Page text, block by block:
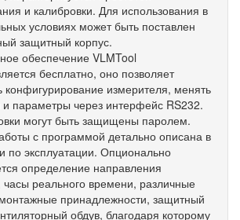
и калибровки. Для использования в
условиях может быть поставлен
защитный корпус.
обеспечение VLMTool
бесплатно, оно позволяет
конфигурирование измерителя, менять
и параметры через интерфейс RS232.
могут быть защищены паролем.
с программой детально описана в
по эксплуатации. Опционально
определение направления
реального времени, различные
принадлежности, защитный
обдув, благодаря которому